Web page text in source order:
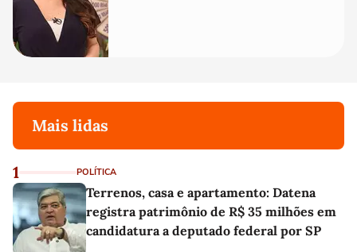
Mais lidas
1 POLÍTICA
Terrenos, casa e apartamento: Datena
registra patrimônio de R$ 35 milhões em
candidatura a deputado federal por SP